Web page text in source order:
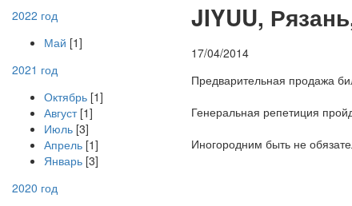
2022 год
Май [1]
2021 год
Октябрь [1]
Август[1]
Июль [3]
Апрель [1]
Январь [3]
2020 год
JIYUU,
17/04/2014
Предварительная продажа
Генеральная репетиция
Иногородним быть не